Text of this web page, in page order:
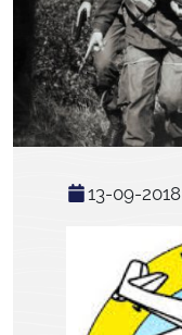
13-09-2018